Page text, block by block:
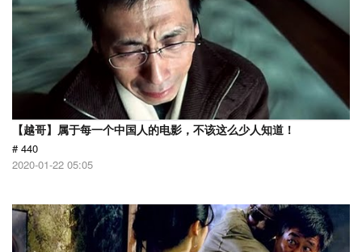
【越哥】属于每一个中国人的电影，不该这么少人知道！
# 440
2020-01-22 05:05